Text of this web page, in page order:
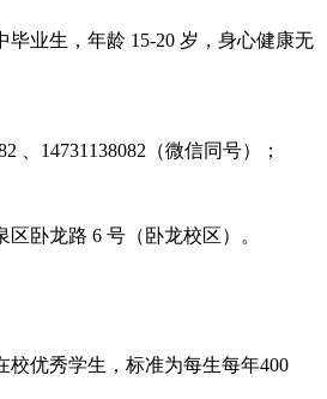
毕业生，年龄 15-20 岁，身心健康无
、14731138082（微信同号）；
卧龙路 6 号（卧龙校区）。
校优秀学生，标准为每生每年400